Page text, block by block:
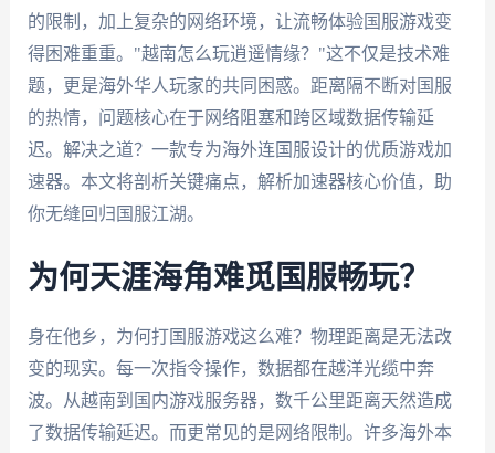
的限制，加上复杂的网络环境，让流畅体验国服游戏变
得困难重重。"越南怎么玩逍遥情缘？"这不仅是技术难
题，更是海外华人玩家的共同困惑。距离隔不断对国服
的热情，问题核心在于网络阻塞和跨区域数据传输延
迟。解决之道？一款专为海外连国服设计的优质游戏加
速器。本文将剖析关键痛点，解析加速器核心价值，助
你无缝回归国服江湖。
为何天涯海角难觅国服畅玩？
身在他乡，为何打国服游戏这么难？物理距离是无法改
变的现实。每一次指令操作，数据都在越洋光缆中奔
波。从越南到国内游戏服务器，数千公里距离天然造成
了数据传输延迟。而更常见的是网络限制。许多海外本